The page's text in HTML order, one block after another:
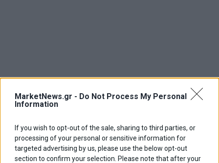
MarketNews.gr - Do Not Process My Personal
Information
If you wish to opt-out of the sale, sharing to third parties, or
processing of your personal or sensitive information for
targeted advertising by us, please use the below opt-out
section to confirm your selection. Please note that after your
ΑΡΘΡΟΓΡΑΦΟΙ
Ελευθερία Κούρταλη
Οι «τιμωροί» των ομολόγων επέστρεψαν